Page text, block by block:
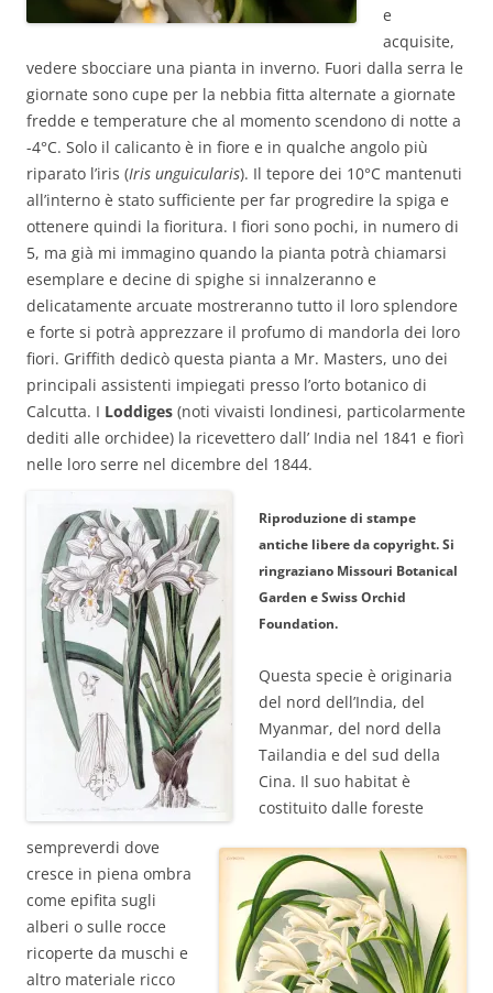
e
acquisite,
vedere sbocciare una pianta in inverno. Fuori dalla serra le
giornate sono cupe per la nebbia fitta alternate a giornate
fredde e temperature che al momento scendono di notte a
-4°C. Solo il calicanto è in fiore e in qualche angolo più
riparato l’iris (Iris unguicularis). Il tepore dei 10°C mantenuti
all’interno è stato sufficiente per far progredire la spiga e
ottenere quindi la fioritura. I fiori sono pochi, in numero di
5, ma già mi immagino quando la pianta potrà chiamarsi
esemplare e decine di spighe si innalzeranno e
delicatamente arcuate mostreranno tutto il loro splendore
e forte si potrà apprezzare il profumo di mandorla dei loro
fiori. Griffith dedicò questa pianta a Mr. Masters, uno dei
principali assistenti impiegati presso l’orto botanico di
Calcutta. I Loddiges (noti vivaisti londinesi, particolarmente
dediti alle orchidee) la ricevettero dall’ India nel 1841 e fiorì
nelle loro serre nel dicembre del 1844.
Riproduzione di stampe
antiche libere da copyright. Si
ringraziano Missouri Botanical
Garden e Swiss Orchid
Foundation.
Questa specie è originaria
del nord dell’India, del
Myanmar, del nord della
Tailandia e del sud della
Cina. Il suo habitat è
costituito dalle foreste
sempreverdi dove
cresce in piena ombra
come epifita sugli
alberi o sulle rocce
ricoperte da muschi e
altro materiale ricco